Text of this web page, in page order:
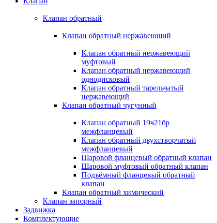
Клапан обратный
Клапан обратный нержавеющий
Клапан обратный нержавеющий
муфтовый
Клапан обратный нержавеющий
однодисковый
Клапан обратный тарельчатый
нержавеющий
Клапан обратный чугунный
Клапан обратный 19ч21бр
межфланцевый
Клапан обратный двухстворчатый
межфланцевый
Шаровой фланцевый обратный клапан
Шаровой муфтовый обратный клапан
Подъёмный фланцевый обратный
клапан
Клапан обратный химический
Клапан запорный
Задвижка
Комплектующие